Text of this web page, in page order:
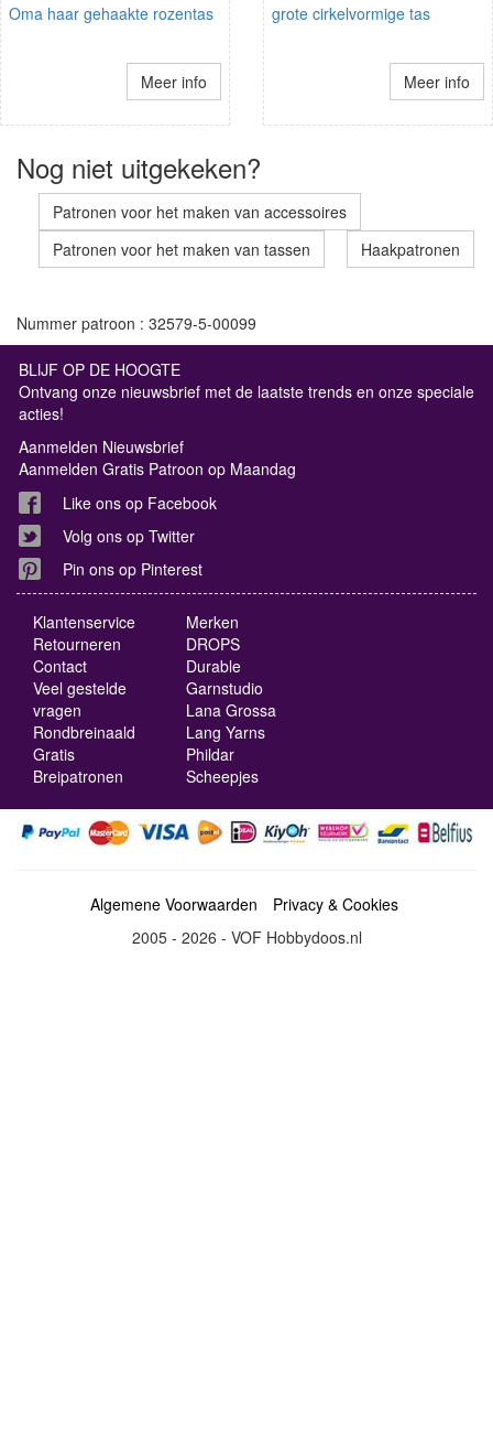
Oma haar gehaakte rozentas
Meer info
grote cirkelvormige tas
Meer info
Nog niet uitgekeken?
Patronen voor het maken van accessoires
Patronen voor het maken van tassen
Haakpatronen
Nummer patroon : 32579-5-00099
BLIJF OP DE HOOGTE
Ontvang onze nieuwsbrief met de laatste trends en onze speciale
acties!
Aanmelden Nieuwsbrief
Aanmelden Gratis Patroon op Maandag
Like ons op Facebook
Volg ons op Twitter
Pin ons op Pinterest
Klantenservice
Retourneren
Contact
Veel gestelde
vragen
Rondbreinaald
Gratis
Breipatronen
Merken
DROPS
Durable
Garnstudio
Lana Grossa
Lang Yarns
Phildar
Scheepjes
Algemene Voorwaarden
Privacy & Cookies
2005 - 2026 - VOF Hobbydoos.nl